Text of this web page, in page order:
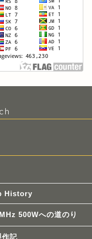
History
500Wへの道のり
作記